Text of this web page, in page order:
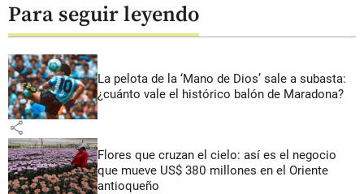
Para seguir leyendo
La pelota de la ‘Mano de Dios’ sale a subasta:
¿cuánto vale el histórico balón de Maradona?
share
Flores que cruzan el cielo: así es el negocio
que mueve US$ 380 millones en el Oriente
antioqueño